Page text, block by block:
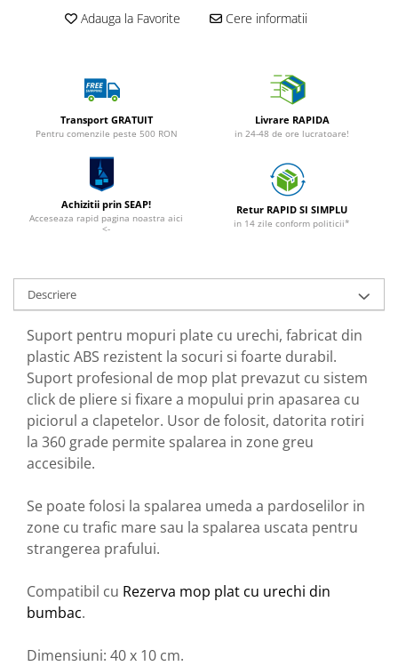
Adauga la Favorite Cere informatii
Transport GRATUIT
Pentru comenzile peste 500 RON
Livrare RAPIDA
in 24-48 de ore lucratoare!
Achizitii prin SEAP!
Acceseaza rapid pagina noastra aici
<-
Retur RAPID SI SIMPLU
in 14 zile conform politicii*
Descriere
Suport pentru mopuri plate cu urechi, fabricat din
plastic ABS rezistent la socuri si foarte durabil.
Suport profesional de mop plat prevazut cu sistem
click de pliere si fixare a mopului prin apasarea cu
piciorul a clapetelor. Usor de folosit, datorita rotiri
la 360 grade permite spalarea in zone greu
accesibile.
Se poate folosi la spalarea umeda a pardoselilor in
zone cu trafic mare sau la spalarea uscata pentru
strangerea prafului.
Compatibil cu Rezerva mop plat cu urechi din
bumbac.
Dimensiuni: 40 x 10 cm.